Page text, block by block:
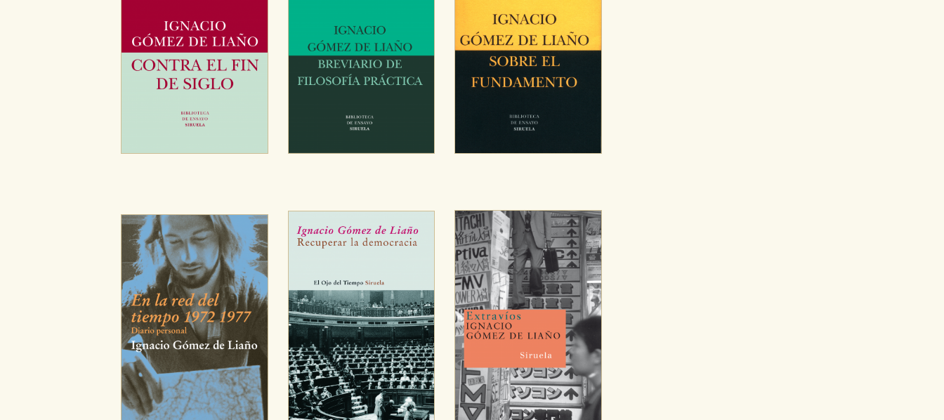
Cookies necesarias
Estas cookies son necesarias para que nuestro sitio web funcione y no es posible deshabilitarlas desde nuestro sistema. Es posible
hacerlo desde el navegador, pero en ese caso es posible que algunas áreas de nuestra web dejen de funcionar correctamente.
Cookies de rendimiento y analíticas
Estas cookies se utilizan para mejorar su experiencia de navegación y optimizar el funcionamiento de nuestro sitio web. Almacenan
tanto, es anónima.
Estas cookies son gestionadas por nuestros socios publicitarios y se utilizan para mostrar publicidad relevante para sus intereses en
GUARDAR CONFIGURACIÓN
Puede consultar nuestra política de cookies